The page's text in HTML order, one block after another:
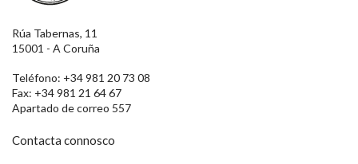
Rúa Tabernas, 11
15001 - A Coruña
Teléfono: +34 981 20 73 08
Fax: +34 981 21 64 67
Apartado de correo 557
Contacta connosco